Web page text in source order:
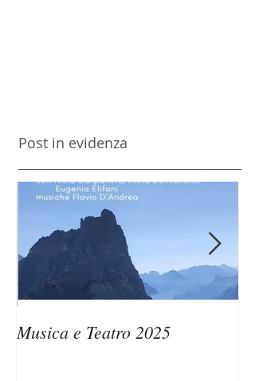
Post in evidenza
Musica e Teatro 2025